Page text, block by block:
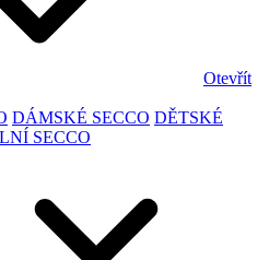
Otevřít
DÁMSKÉ SECCO DĚTSKÉ
SECCO